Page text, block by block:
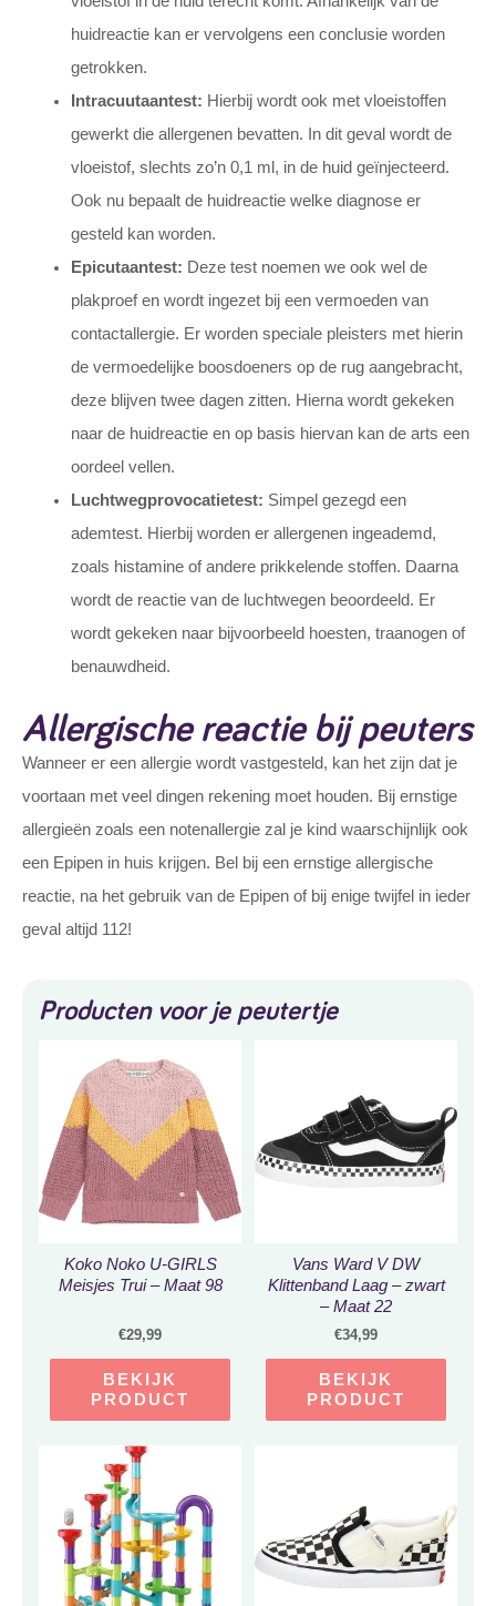
huidreactie kan er vervolgens een conclusie worden
getrokken.
Intracuutaantest: Hierbij wordt ook met vloeistoffen
gewerkt die allergenen bevatten. In dit geval wordt de
vloeistof, slechts zo’n 0,1 ml, in de huid geïnjecteerd.
Ook nu bepaalt de huidreactie welke diagnose er
gesteld kan worden.
Epicutaantest: Deze test noemen we ook wel de
plakproef en wordt ingezet bij een vermoeden van
contactallergie. Er worden speciale pleisters met hierin
de vermoedelijke boosdoeners op de rug aangebracht,
deze blijven twee dagen zitten. Hierna wordt gekeken
naar de huidreactie en op basis hiervan kan de arts een
oordeel vellen.
Luchtwegprovocatietest: Simpel gezegd een
ademtest. Hierbij worden er allergenen ingeademd,
zoals histamine of andere prikkelende stoffen. Daarna
wordt de reactie van de luchtwegen beoordeeld. Er
wordt gekeken naar bijvoorbeeld hoesten, traanogen of
benauwdheid.
Allergische reactie bij peuters
Wanneer er een allergie wordt vastgesteld, kan het zijn dat je
voortaan met veel dingen rekening moet houden. Bij ernstige
allergieën zoals een notenallergie zal je kind waarschijnlijk ook
een Epipen in huis krijgen. Bel bij een ernstige allergische
reactie, na het gebruik van de Epipen of bij enige twijfel in ieder
geval altijd 112!
Producten voor je peutertje
Koko Noko U-GIRLS
Meisjes Trui – Maat 98
€29,99
BEKIJK
PRODUCT
Vans Ward V DW
Klittenband Laag – zwart
– Maat 22
€34,99
BEKIJK
PRODUCT